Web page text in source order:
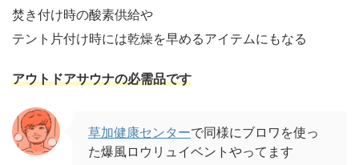
焚き付け時の酸素供給や
テント片付け時には乾燥を早めるアイテムにもなる
アウトドアサウナの必需品です
草加健康センターで同様にブロワを使っ
た爆風ロウリュイベントやってます